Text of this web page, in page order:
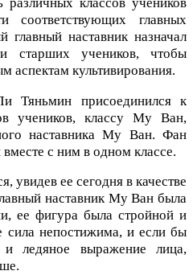
соответствующих главных
главный наставник назначал
старших учеников, чтобы
аспектам культивирования.
Тяньмин присоединился к
учеников, классу Му Ван,
наставника Му Ван. Фан
с ним в одном классе.
увидев ее сегодня в качестве
наставник Му Ван была
ее фигура была стройной и
сила непостижима, и если бы
ледяное выражение лица,